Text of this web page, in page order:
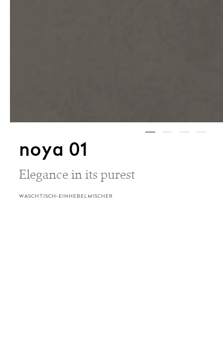
noya 01
Elegance in its purest
WASCHTISCH-EINHEBELMISCHER